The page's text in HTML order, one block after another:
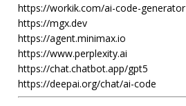
https://workik.com/ai-code-generator
https://mgx.dev
https://agent.minimax.io
https://www.perplexity.ai
https://chat.chatbot.app/gpt5
https://deepai.org/chat/ai-code